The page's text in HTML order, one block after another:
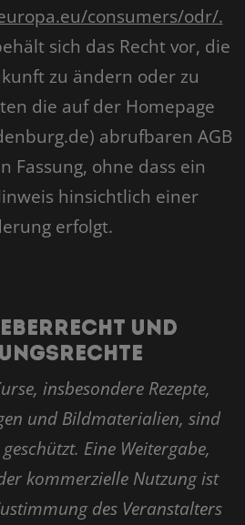
consumers/odr/.
sich das Recht vor, die
zu ändern oder zu
die auf der Homepage
abrufbaren AGB
Fassung, ohne dass ein
hinsichtlich einer
erfolgt.
und
insbesondere Rezepte,
und Bildmaterialien, sind
Eine Weitergabe,
kommerzielle Nutzung ist
des Veranstalters